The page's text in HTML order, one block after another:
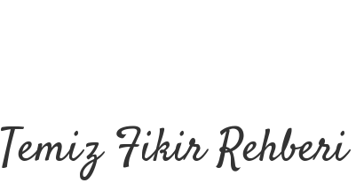
Temiz Fikir Rehberi